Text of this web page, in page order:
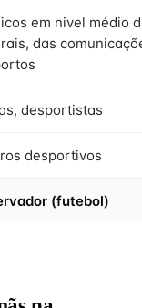
em nivel médio
das
desportistas
desportivos
(futebol)